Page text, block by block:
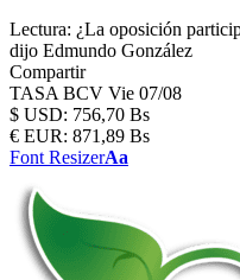
Lectura: ¿La oposición
dijo Edmundo González
Compartir
TASA BCV Vie 07/08
$ USD: 756,70 Bs
€ EUR: 871,89 Bs
Font ResizerAa